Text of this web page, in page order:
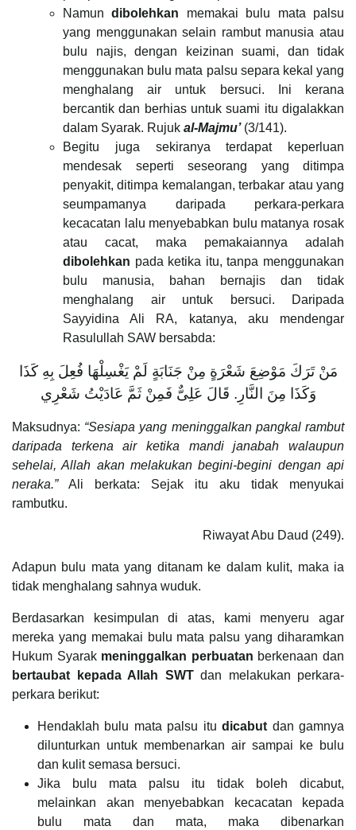
Namundibolehkan memakai bulu mata palsu
yang menggunakan selain rambut manusia atau
bulu najis, dengan keizinan suami, dan tidak
menggunakan bulu mata palsu separa kekal yang
menghalang air untuk bersuci. Ini kerana
bercantik dan berhias untuk suami itu digalakkan
dalam Syarak. Rujuk al-Majmu’(3/141).
Begitu juga sekiranya terdapat keperluan
mendesak seperti seseorang yang ditimpa
penyakit, ditimpa kemalangan, terbakar atau yang
seumpamanya daripada perkara-perkara
kecacatan lalu menyebabkan bulu matanya rosak
atau cacat, maka pemakaiannya adalah
dibolehkan pada ketika itu, tanpa menggunakan
bulu manusia, bahan bernajis dan tidak
menghalang air untuk bersuci. Daripada
Sayyidina Ali RA, katanya, aku mendengar
Rasulullah SAW bersabda:
مَنْ تَرَكَ مَوْضِعَ شَعْرَةٍ مِنْ جَنَابَةٍ لَمْ يَغْسِلْهَا فُعِلَ بِهِ كَذَا
وَكَذَا مِنَ النَّارِ. قَالَ عَلِىٌّ فَمِنْ ثَمَّ عَادَيْتُ شَعْرِي
Maksudnya: “Sesiapa yang meninggalkan pangkal rambut
daripada terkena air ketika mandi janabah walaupun
sehelai, Allah akan melakukan begini-begini dengan api
neraka.”Ali berkata: Sejak itu aku tidak menyukai
rambutku.
Riwayat Abu Daud (249).
Adapun bulu mata yang ditanam ke dalam kulit, maka ia
tidak menghalang sahnya wuduk.
Berdasarkan kesimpulan di atas, kami menyeru agar
mereka yang memakai bulu mata palsu yang diharamkan
Hukum Syarak meninggalkan perbuatan berkenaan dan
bertaubat kepada Allah SWTdan melakukan perkara-
perkara berikut:
Hendaklah bulu mata palsu itudicabut dan gamnya
dilunturkan untuk membenarkan air sampai ke bulu
dan kulit semasa bersuci.
Jika bulu mata palsu itu tidak boleh dicabut,
melainkan akan menyebabkan kecacatan kepada
bulu mata dan mata, maka dibenarkan